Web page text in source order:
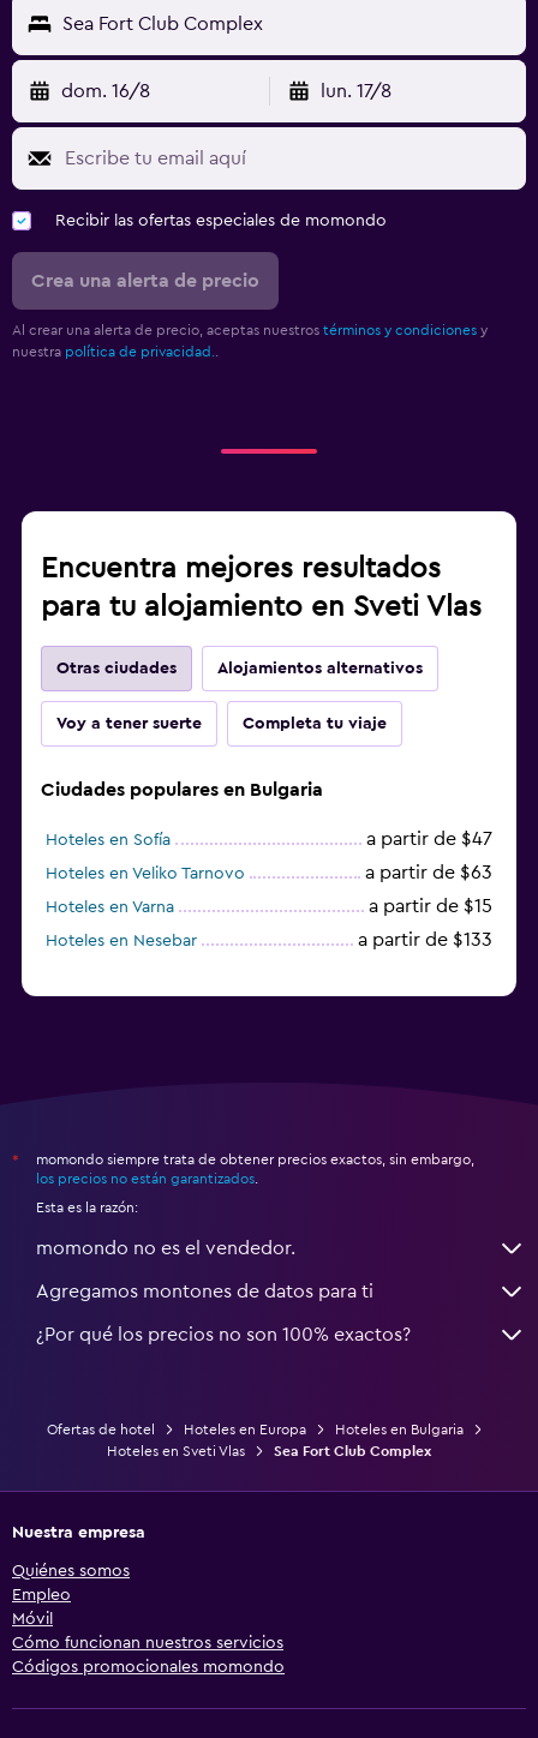
Sea Fort Club Complex
dom. 16/8 lun. 17/8
Recibir las ofertas especiales de momondo
Crea una alerta de precio
Al crear una alerta de precio, aceptas nuestros términos y condiciones y
nuestra política de privacidad.
Encuentra mejores resultados
para tu alojamiento en Sveti Vlas
Otras ciudades Alojamientos alternativos
Voy a tener suerte Completa tu viaje
Ciudades populares en Bulgaria
Hoteles en Sofía a partir de $47
Hoteles en Veliko Tarnovo a partir de $63
Hoteles en Varna a partir de $15
Hoteles en Nesebar a partir de $133
*
momondo siempre trata de obtener precios exactos, sin embargo,
los precios no están garantizados
Esta es la razón:
momondo no es el vendedor.
Agregamos montones de datos para ti
¿Por qué los precios no son 100% exactos?
Ofertas de hotel Hoteles en Europa
Hoteles en Bulgaria
Hoteles en Sveti Vlas
Sea Fort Club Complex
Nuestra empresa
Quiénes somos
Empleo
Móvil
Cómo funcionan nuestros servicios
Códigos promocionales momondo